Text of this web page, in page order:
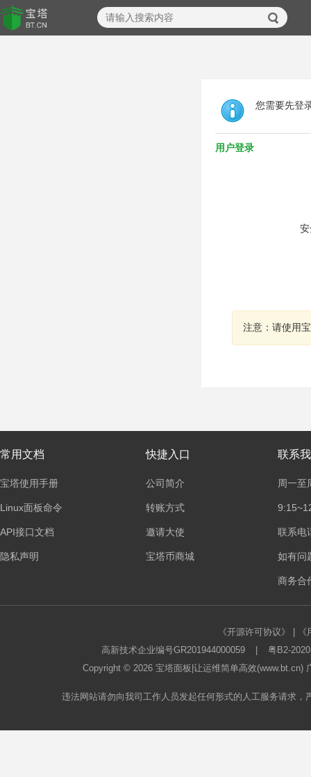
您需要先登
用户登录
注意：请使用
常用文档
宝塔使用手册
Linux面板命令
API接口文档
隐私声明
快捷入口
公司简介
转账方式
邀请大使
宝塔币商城
联系
周一至
联系电
如有问
商务合
《开源许可协议》
高新技术企业编号GR201944000059
粤B2-
Copyright © 2026 宝塔面板 |让运维简单高效
违法网站请勿向我司工作人员发起任何形式的人工服务请求，